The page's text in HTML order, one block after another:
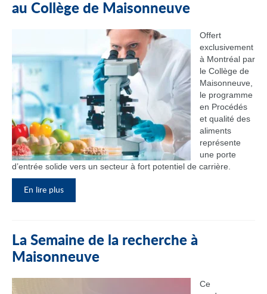
au Collège de Maisonneuve
Offert
exclusivement
à Montréal par
le Collège de
Maisonneuve,
le programme
en Procédés
et qualité des
aliments
représente
une porte
d’entrée solide vers un secteur à fort potentiel de carrière.
En lire plus
La Semaine de la recherche à
Maisonneuve
Ce